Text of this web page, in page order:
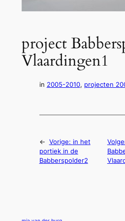
project
Vlaardingen1
in 2005-2010, projecten
← Vorige: in het
portiek in de
Babberspolder2